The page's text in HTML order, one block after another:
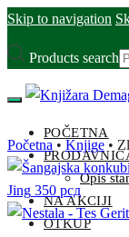
Skip to navigation
Products search
POČETNA
Opis
NA AKCIJI
OTKUP
Početna • Knjige •
Jing 350 рсд